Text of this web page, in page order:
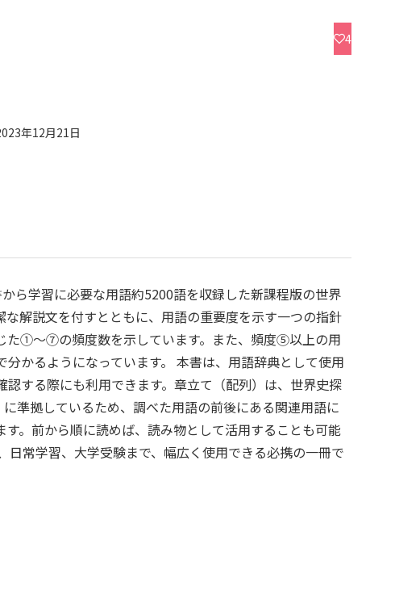
4
年12月21日
ら学習に必要な用語約5200語を収録した新課程版の世界
な解説文を付すとともに、用語の重要度を示す一つの指針
た①～⑦の頻度数を示しています。また、頻度⑤以上の用
かるようになっています。 本書は、用語辞典として使用
認する際にも利用できます。章立て（配列）は、世界史探
準拠しているため、調べた用語の前後にある関連用語に
す。前から順に読めば、読み物として活用することも可能
日常学習、大学受験まで、幅広く使用できる必携の一冊で